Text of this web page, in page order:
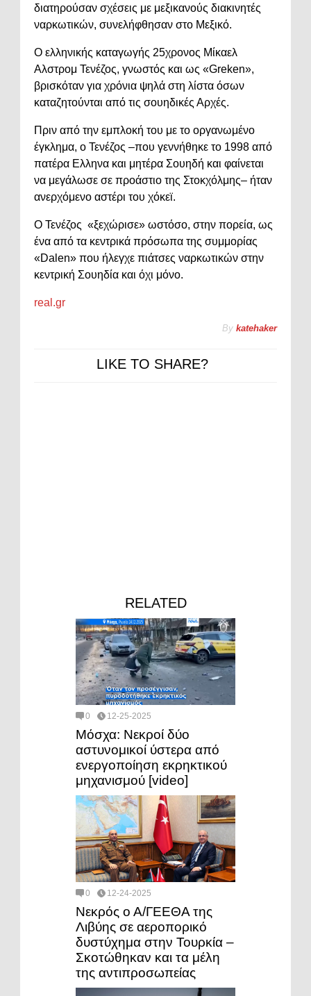
διατηρούσαν σχέσεις με μεξικανούς διακινητές
ναρκωτικών, συνελήφθησαν στο Μεξικό.
O ελληνικής καταγωγής 25χρονος Μίκαελ
Αλστρομ Τενέζος, γνωστός και ως «Greken»,
βρισκόταν για χρόνια ψηλά στη λίστα όσων
καταζητούνται από τις σουηδικές Αρχές.
Πριν από την εμπλοκή του με το οργανωμένο
έγκλημα, ο Τενέζος –που γεννήθηκε το 1998 από
πατέρα Ελληνα και μητέρα Σουηδή και φαίνεται
να μεγάλωσε σε προάστιο της Στοκχόλμης– ήταν
ανερχόμενο αστέρι του χόκεϊ.
Ο Τενέζος «ξεχώρισε» ωστόσο, στην πορεία, ως
ένα από τα κεντρικά πρόσωπα της συμμορίας
«Dalen» που ήλεγχε πιάτσες ναρκωτικών στην
κεντρική Σουηδία και όχι μόνο.
real.gr
By katehaker
LIKE TO SHARE?
RELATED
0 12-25-2025
Μόσχα: Νεκροί δύο
αστυνομικοί ύστερα από
ενεργοποίηση εκρηκτικού
μηχανισμού [video]
0 12-24-2025
Νεκρός ο Α/ΓΕΕΘΑ της
Λιβύης σε αεροπορικό
δυστύχημα στην Τουρκία –
Σκοτώθηκαν και τα μέλη
της αντιπροσωπείας